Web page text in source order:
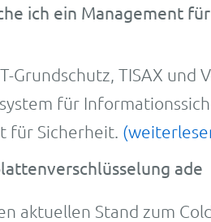
ich ein Management für
­Grund­schutz, TISAX und
für
für Sicher­heit.
ade
aktuellen Stand zum